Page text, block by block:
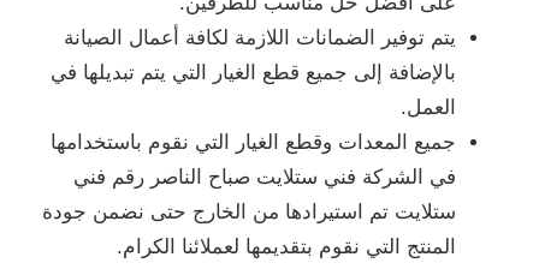
يتم توفير الضمانات اللازمة لكافة أعمال الصيانة
بالإضافة إلى جميع قطع الغيار التي يتم تبديلها في
العمل.
جميع المعدات وقطع الغيار التي نقوم باستخدامها
في الشركة فني ستلايت صباح الناصر رقم فني
ستلايت تم استيرادها من الخارج حتى نضمن جودة
المنتج التي نقوم بتقديمها لعملائنا الكرام.